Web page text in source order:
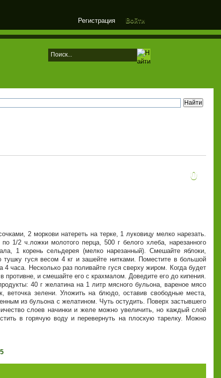
Регистрация Войти
0
2 моркови натереть на терке, 1 луковицу мелко нарезать.
1/2 ч.ложки молотого перца, 500 г белого хлеба, нарезанного
1 корень сельдерея (мелко нарезанный). Смешайте яблоки,
гуся весом 4 кг и зашейте нитками. Поместите в большой
часа. Несколько раз поливайте гуся сверху жиром. Когда будет
и смешайте его с крахмалом. Доведите его до кипения.
40 г желатина на 1 литр мясного бульона, вареное мясо
веточка зелени. Уложить на блюдо, оставив свободные места,
из бульона с желатином. Чуть остудить. Поверх застывшего
слоев начинки и желе можно увеличить, но каждый слой
в горячую воду и перевернуть на плоскую тарелку. Можно